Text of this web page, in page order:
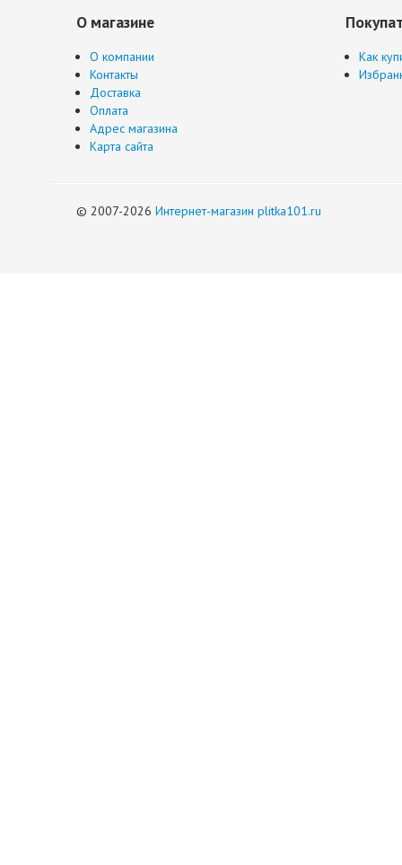
О магазине
О компании
Контакты
Доставка
Оплата
Адрес магазина
Карта сайта
Как
© 2007-2026 Интернет-магазин plitka101.ru